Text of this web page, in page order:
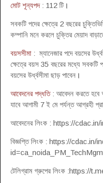
মোট শূন্যপদ: 112 টি ।
সবকটি পদের ক্ষেত্রে 2 বছরের
কম্পানি মনে করলে চুক্তির মেয়াদ
বয়সসীমা : ম্যানেজার পদে বয়সের
ক্ষেত্রে বয়স 35 বছরের মধ্যে সবকটি
বয়সের উর্ধ্বসীমা ছাড় পাবেন ।
আবেদনের পদ্ধতি: আবেদন করতে হবে
যাবে আগামী 7 ই মে পর্যন্ত আগ্রহী
আবেদনের লিংক : https://
বিজ্ঞপ্তি লিংক : https://cdac.in/
টেলিগ্রাম গ্রুপের লিংক